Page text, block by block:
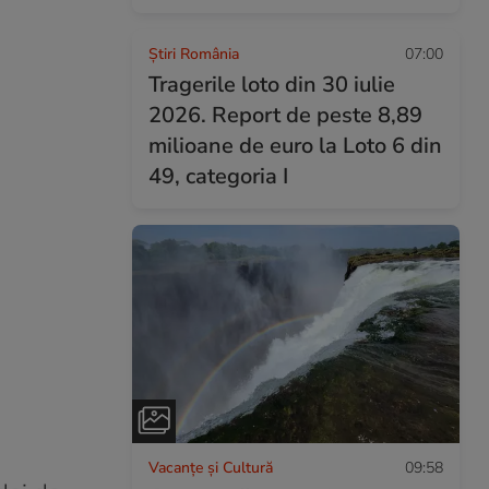
Știri România 07:00
Tragerile loto din 30 iulie
2026. Report de peste 8,89
milioane de euro la Loto 6 din
49, categoria I
Vacanțe și Cultură 09:58